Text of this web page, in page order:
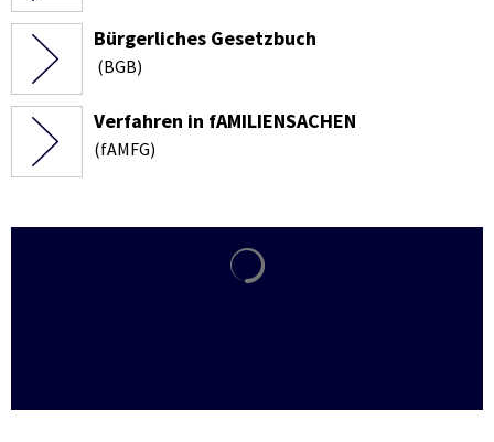
Bürgerliches Gesetzbuch
(BGB)
Verfahren in fAMILIENSACHEN
(fAMFG)